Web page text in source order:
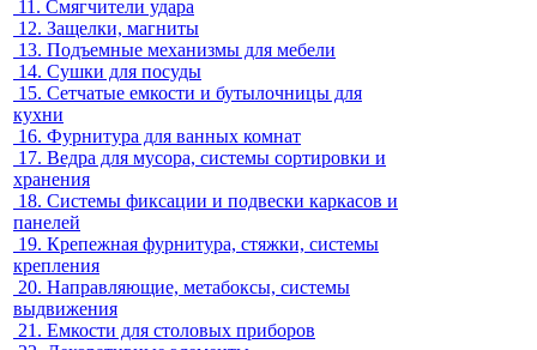
11. Смягчители удара
12. Защелки, магниты
13. Подъемные механизмы для мебели
14. Сушки для посуды
15. Сетчатые емкости и бутылочницы для
кухни
16. Фурнитура для ванных комнат
17. Ведра для мусора, системы сортировки и
хранения
18. Системы фиксации и подвески каркасов и
панелей
19. Крепежная фурнитура, стяжки, системы
крепления
20. Направляющие, метабоксы, системы
выдвижения
21. Емкости для столовых приборов